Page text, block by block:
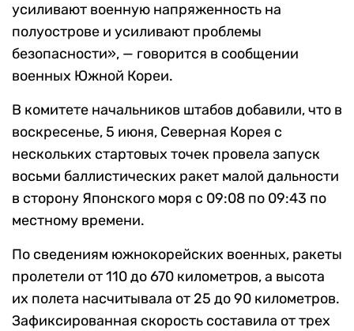
усиливают военную напряженность на
полуострове и усиливают проблемы
безопасности», — говорится в сообщении
военных Южной Кореи.
В комитете начальников штабов добавили, что в
воскресенье, 5 июня, Северная Корея с
нескольких стартовых точек провела запуск
восьми баллистических ракет малой дальности
в сторону Японского моря с 09:08 по 09:43 по
местному времени.
По сведениям южнокорейских военных, ракеты
пролетели от 110 до 670 километров, а высота
их полета насчитывала от 25 до 90 километров.
Зафиксированная скорость составила от трех